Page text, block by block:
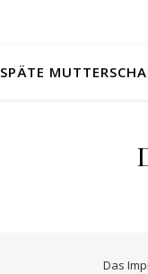
SPÄTE
Das